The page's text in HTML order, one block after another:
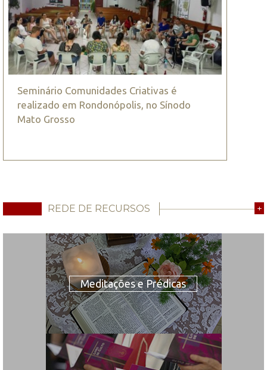
Seminário Comunidades Criativas é
realizado em Rondonópolis, no Sínodo
Mato Grosso
REDE DE RECURSOS +
Meditações e Prédicas